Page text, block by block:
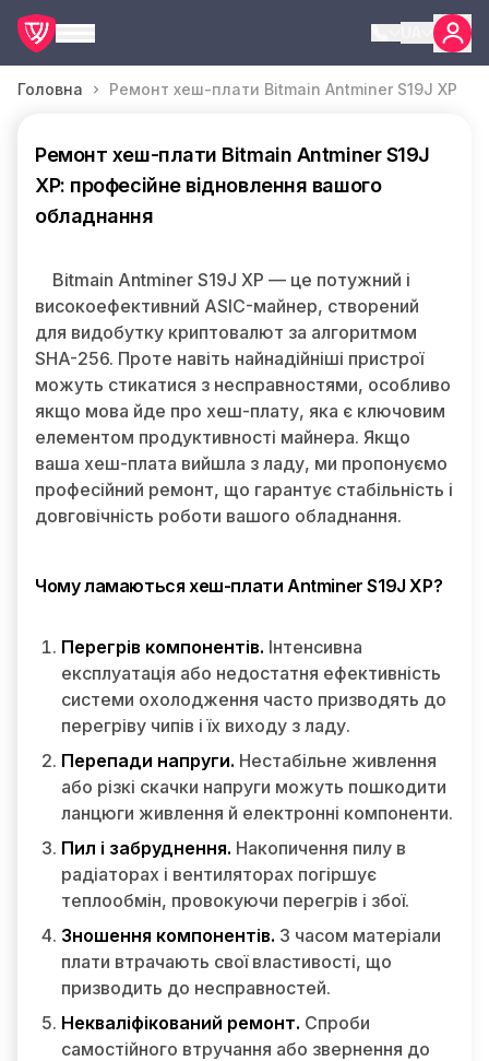
Головна Ремонт хеш-плати Bitmain Antminer S19J XP
Ремонт хеш-плати Bitmain Antminer S19J
XP: професійне відновлення вашого
обладнання
Bitmain Antminer S19J XP — це потужний і
високоефективний ASIC-майнер, створений
для видобутку криптовалют за алгоритмом
SHA-256. Проте навіть найнадійніші пристрої
можуть стикатися з несправностями, особливо
якщо мова йде про хеш-плату, яка є ключовим
елементом продуктивності майнера. Якщо
ваша хеш-плата вийшла з ладу, ми пропонуємо
професійний ремонт, що гарантує стабільність і
довговічність роботи вашого обладнання.
Чому ламаються хеш-плати Antminer S19J XP?
Перегрів компонентів. Інтенсивна
експлуатація або недостатня ефективність
системи охолодження часто призводять до
перегріву чипів і їх виходу з ладу.
Перепади напруги. Нестабільне живлення
або різкі скачки напруги можуть пошкодити
ланцюги живлення й електронні компоненти.
Пил і забруднення. Накопичення пилу в
радіаторах і вентиляторах погіршує
теплообмін, провокуючи перегрів і збої.
Зношення компонентів. З часом матеріали
плати втрачають свої властивості, що
призводить до несправностей.
Некваліфікований ремонт. Спроби
самостійного втручання або звернення до